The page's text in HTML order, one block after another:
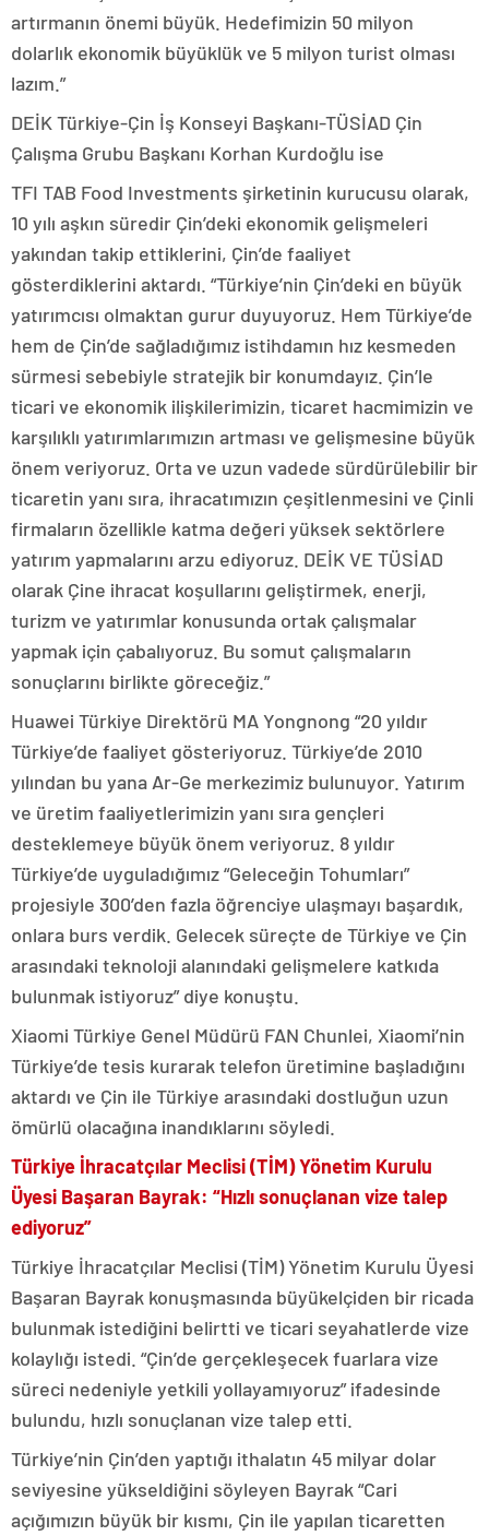
artırmanın önemi büyük. Hedefimizin 50 milyon
dolarlık ekonomik büyüklük ve 5 milyon turist olması
lazım.”
DEİK Türkiye-Çin İş Konseyi Başkanı-TÜSİAD Çin
Çalışma Grubu Başkanı Korhan Kurdoğlu ise
TFI TAB Food Investments şirketinin kurucusu olarak,
10 yılı aşkın süredir Çin’deki ekonomik gelişmeleri
yakından takip ettiklerini, Çin’de faaliyet
gösterdiklerini aktardı. “Türkiye’nin Çin’deki en büyük
yatırımcısı olmaktan gurur duyuyoruz. Hem Türkiye’de
hem de Çin’de sağladığımız istihdamın hız kesmeden
sürmesi sebebiyle stratejik bir konumdayız. Çin’le
ticari ve ekonomik ilişkilerimizin, ticaret hacmimizin ve
karşılıklı yatırımlarımızın artması ve gelişmesine büyük
önem veriyoruz. Orta ve uzun vadede sürdürülebilir bir
ticaretin yanı sıra, ihracatımızın çeşitlenmesini ve Çinli
firmaların özellikle katma değeri yüksek sektörlere
yatırım yapmalarını arzu ediyoruz. DEİK VE TÜSİAD
olarak Çine ihracat koşullarını geliştirmek, enerji,
turizm ve yatırımlar konusunda ortak çalışmalar
yapmak için çabalıyoruz. Bu somut çalışmaların
sonuçlarını birlikte göreceğiz.”
Huawei Türkiye Direktörü MA Yongnong “20 yıldır
Türkiye’de faaliyet gösteriyoruz. Türkiye’de 2010
yılından bu yana Ar-Ge merkezimiz bulunuyor. Yatırım
ve üretim faaliyetlerimizin yanı sıra gençleri
desteklemeye büyük önem veriyoruz. 8 yıldır
Türkiye’de uyguladığımız “Geleceğin Tohumları”
projesiyle 300’den fazla öğrenciye ulaşmayı başardık,
onlara burs verdik. Gelecek süreçte de Türkiye ve Çin
arasındaki teknoloji alanındaki gelişmelere katkıda
bulunmak istiyoruz” diye konuştu.
Xiaomi Türkiye Genel Müdürü FAN Chunlei, Xiaomi’nin
Türkiye’de tesis kurarak telefon üretimine başladığını
aktardı ve Çin ile Türkiye arasındaki dostluğun uzun
ömürlü olacağına inandıklarını söyledi.
Türkiye İhracatçılar Meclisi (TİM) Yönetim Kurulu
Üyesi Başaran Bayrak: “Hızlı sonuçlanan vize talep
ediyoruz”
Türkiye İhracatçılar Meclisi (TİM) Yönetim Kurulu Üyesi
Başaran Bayrak konuşmasında büyükelçiden bir ricada
bulunmak istediğini belirtti ve ticari seyahatlerde vize
kolaylığı istedi. “Çin’de gerçekleşecek fuarlara vize
süreci nedeniyle yetkili yollayamıyoruz” ifadesinde
bulundu, hızlı sonuçlanan vize talep etti.
Türkiye’nin Çin’den yaptığı ithalatın 45 milyar dolar
seviyesine yükseldiğini söyleyen Bayrak “Cari
açığımızın büyük bir kısmı, Çin ile yapılan ticaretten